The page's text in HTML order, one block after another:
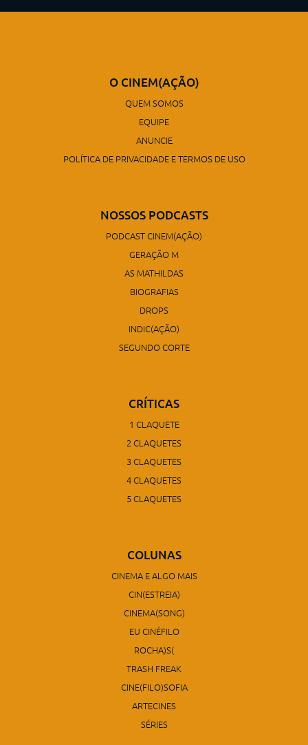
O CINEM(AÇÃO)
QUEM SOMOS
EQUIPE
ANUNCIE
POLÍTICA DE PRIVACIDADE E TERMOS DE USO
NOSSOS PODCASTS
PODCAST CINEM(AÇÃO)
GERAÇÃO M
AS MATHILDAS
BIOGRAFIAS
DROPS
INDIC(AÇÃO)
SEGUNDO CORTE
CRÍTICAS
1 CLAQUETE
2 CLAQUETES
3 CLAQUETES
4 CLAQUETES
5 CLAQUETES
COLUNAS
CINEMA E ALGO MAIS
CIN(ESTREIA)
CINEMA(SONG)
EU CINÉFILO
ROCHA)S(
TRASH FREAK
CINE(FILO)SOFIA
ARTECINES
SÉRIES